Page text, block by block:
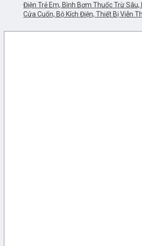
Điện Trẻ Em, Bình Bơm Thuốc Trừ Sâu,
Cửa Cuốn, Bộ Kích Điện, Thiết Bị Viễn